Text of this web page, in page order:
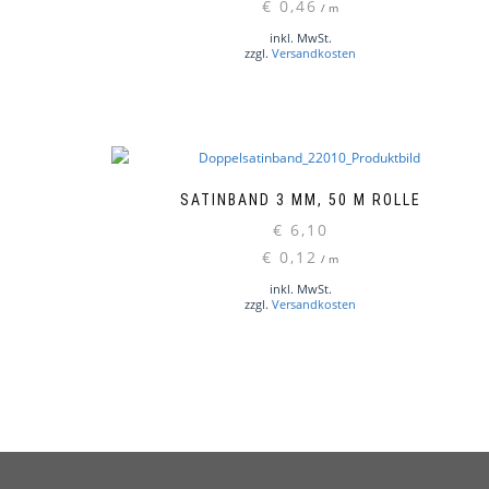
€ 0,46 / m
inkl. MwSt.
zzgl.Versandkosten
SATINBAND 3 MM, 50 M ROLLE
€ 6,10
€ 0,12 / m
inkl. MwSt.
zzgl.Versandkosten
auf